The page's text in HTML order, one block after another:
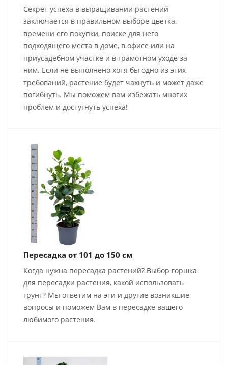
Секрет успеха в выращивании растений
заключается в правильном выборе цветка,
времени его покупки, поиске для него
подходящего места в доме, в офисе или на
приусадебном участке и в грамотном уходе за
ним. Если не выполнено хотя бы одно из этих
требований, растение будет чахнуть и может даже
погибнуть. Мы поможем вам избежать многих
проблем и достугнуть успеха!
Пересадка от 101 до 150 см
Когда нужна пересадка растений? Выбор горшка
для пересадки растения, какой использовать
грунт? Мы ответим на эти и другие возникшие
вопросы и поможем Вам в пересадке вашего
любимого растения.